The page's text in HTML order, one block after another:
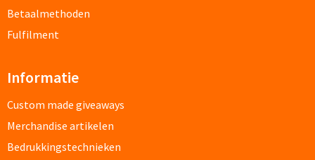
Papier- & Memohouders bedrukken
Pennenhouders bedrukken
Overige bureau artikelen
Betaalmethoden
Fulfilment
Informatie
Custom made giveaways
Merchandise artikelen
Bedrukkingstechnieken